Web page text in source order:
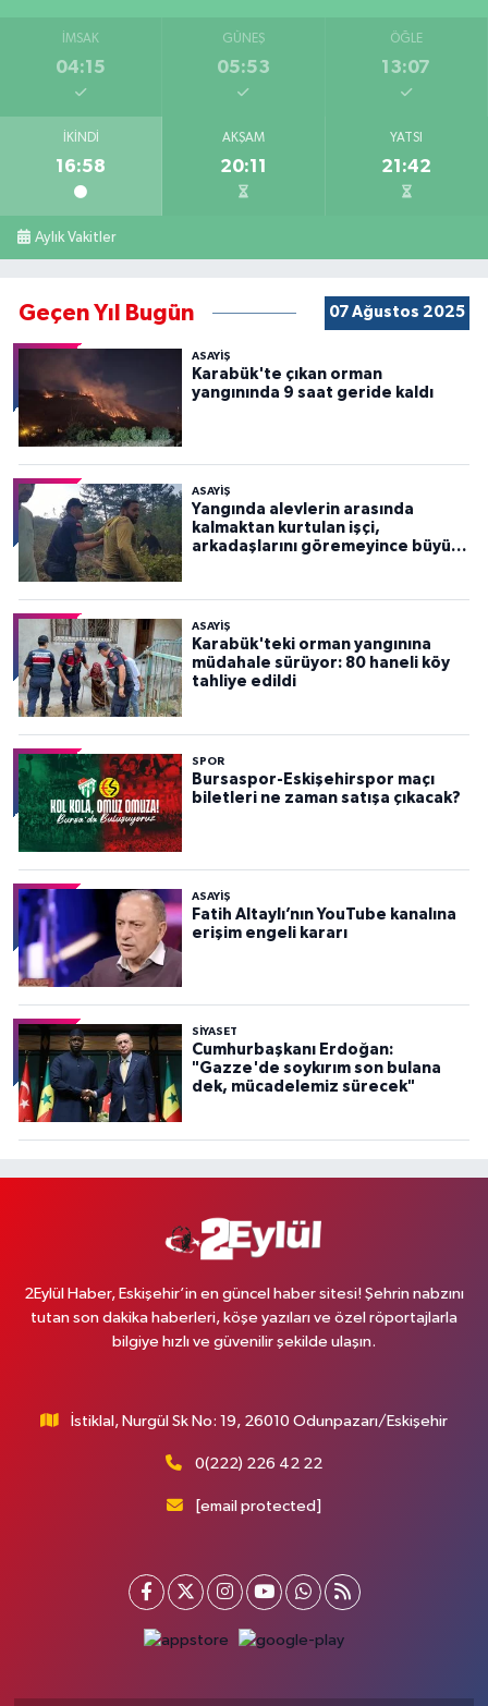
İMSAK
04:15
GÜNEŞ
05:53
ÖĞLE
13:07
İKINDI
16:58
AKŞAM
20:11
YATSI
21:42
Aylık Vakitler
Geçen Yıl Bugün 07 Ağustos 2025
ASAYİŞ
Karabük'te çıkan orman
yangınında 9 saat geride kaldı
ASAYİŞ
Yangında alevlerin arasında
kalmaktan kurtulan işçi,
arkadaşlarını göremeyince büyük
ASAYİŞ
Karabük'teki orman yangınına
müdahale sürüyor: 80 haneli köy
tahliye edildi
SPOR
Bursaspor-Eskişehirspor maçı
biletleri ne zaman satışa çıkacak?
ASAYİŞ
Fatih Altaylı’nın YouTube kanalına
erişim engeli kararı
SİYASET
Cumhurbaşkanı Erdoğan:
"Gazze'de soykırım son bulana
dek, mücadelemiz sürecek"
2Eylül Haber, Eskişehir’in en güncel haber sitesi! Şehrin nabzını
tutan son dakika haberleri, köşe yazıları ve özel röportajlarla
bilgiye hızlı ve güvenilir şekilde ulaşın.
İstiklal, Nurgül Sk No: 19, 26010 Odunpazarı/Eskişehir
0(222) 226 42 22
[email protected]